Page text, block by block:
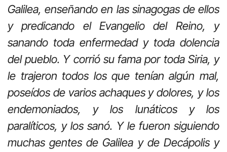
Galilea, enseñando en las sinagogas de ellos
y predicando el Evangelio del Reino, y
sanando toda enfermedad y toda dolencia
del pueblo. Y corrió su fama por toda Siria, y
le trajeron todos los que tenían algún mal,
poseídos de varios achaques y dolores, y los
endemoniados, y los lunáticos y los
paralíticos, y los sanó. Y le fueron siguiendo
muchas gentes de Galilea y de Decápolis y